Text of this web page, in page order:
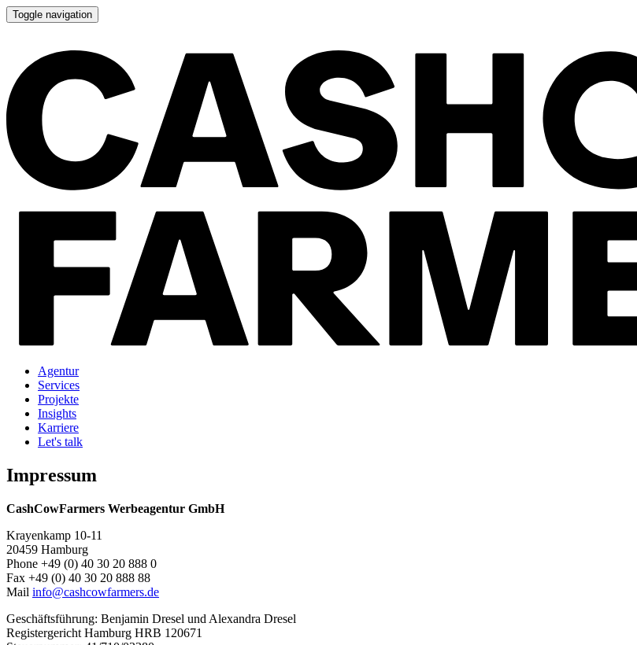
Toggle navigation
Agentur
Services
Projekte
Insights
Karriere
Let's talk
Impressum
CashCowFarmers Werbeagentur GmbH
Krayenkamp 10-11
20459 Hamburg
Phone +49 (0) 40 30 20 888 0
Fax +49 (0) 40 30 20 888 88
Mail info@cashcowfarmers.de
Geschäftsführung: Benjamin Dresel und Alexandra Dresel
Registergericht Hamburg HRB 120671